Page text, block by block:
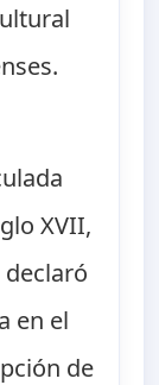
XVII,
en el
de